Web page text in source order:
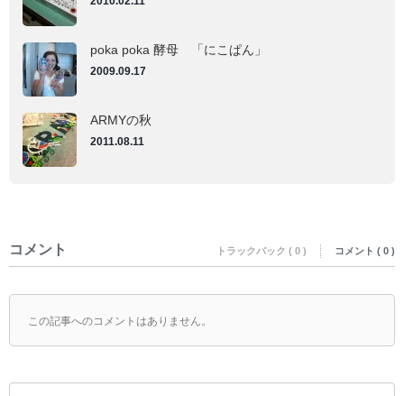
poka poka 酵母 「にこぱん」
2009.09.17
ARMYの秋
2011.08.11
コメント トラックバック ( 0 ) コメント ( 0 )
この記事へのコメントはありません。